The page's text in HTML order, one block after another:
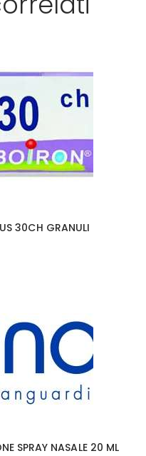
30CH GRANULI
SPRAY NASALE 20 ML